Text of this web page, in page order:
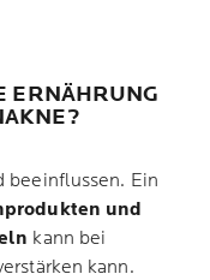
ERNÄHRUNG
beeinflussen. Ein
und
kann bei
kann.